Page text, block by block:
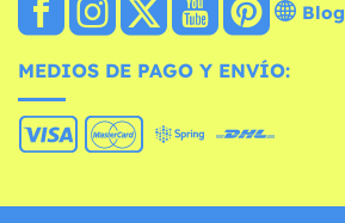
Blog
MEDIOS DE PAGO Y ENVÍO: